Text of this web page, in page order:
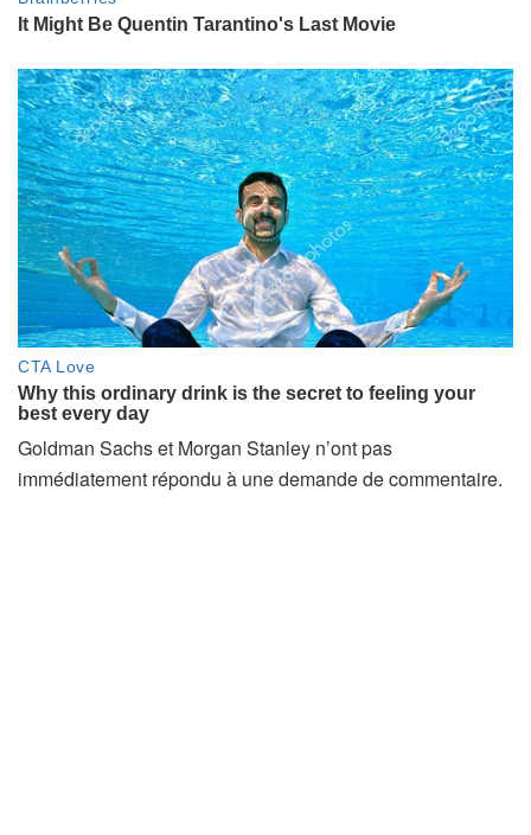
Goldman Sachs et Morgan Stanley n’ont pas
immédiatement répondu à une demande de commentaire.